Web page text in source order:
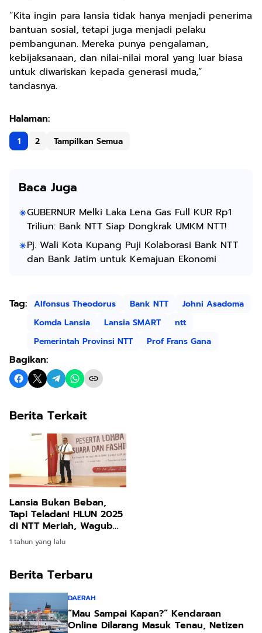
“Kita ingin para lansia tidak hanya menjadi penerima
bantuan sosial, tetapi juga menjadi pelaku
pembangunan. Mereka punya pengalaman,
kebijaksanaan, dan nilai-nilai moral yang luar biasa
untuk diwariskan kepada generasi muda,”
tandasnya.
1 2 Tampilkan Semua
Baca Juga
GUBERNUR Melki Laka Lena Gas Full KUR Rp1
Triliun: Bank NTT Siap Dongkrak UMKM NTT!
Pj. Wali Kota Kupang Puji Kolaborasi Bank NTT
dan Bank Jatim untuk Kemajuan Ekonomi
Tag: Alfonsus Theodorus Bank NTT
Johni Asadoma
Komda Lansia
Lansia SMART
ntt
Pemerintah Provinsi NTT
Prof Frans Gana
Bagikan:
Berita Terkait
Lansia Bukan Beban,
Tapi Teladan! HLUN 2025
di NTT Meriah, Wagub
Asadoma Serukan
Semangat “Lansia
Bangun NTT”
1 tahun yang lalu
Berita Terbaru
DAERAH
“Mau Sampai Kapan?” Kendaraan
Online Dilarang Masuk Tenau, Netizen